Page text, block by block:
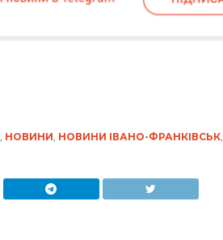
, НОВИНИ, НОВИНИ ІВАНО-ФРАНКІВСЬК,